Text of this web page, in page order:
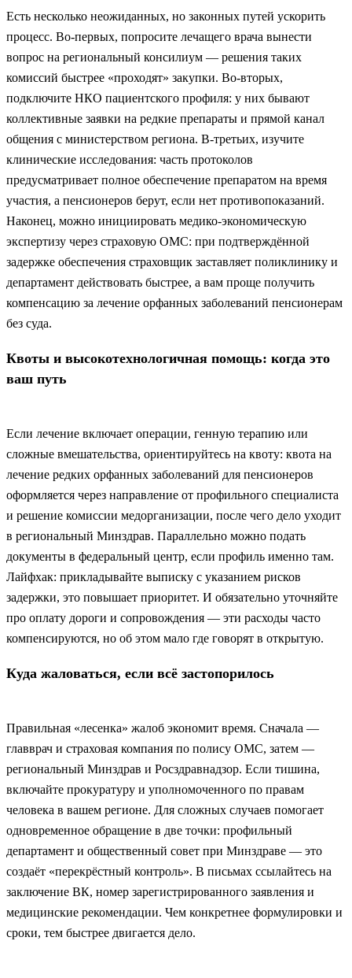
Есть несколько неожиданных, но законных путей ускорить
процесс. Во‑первых, попросите лечащего врача вынести
вопрос на региональный консилиум — решения таких
комиссий быстрее «проходят» закупки. Во‑вторых,
подключите НКО пациентского профиля: у них бывают
коллективные заявки на редкие препараты и прямой канал
общения с министерством региона. В‑третьих, изучите
клинические исследования: часть протоколов
предусматривает полное обеспечение препаратом на время
участия, а пенсионеров берут, если нет противопоказаний.
Наконец, можно инициировать медико-экономическую
экспертизу через страховую ОМС: при подтверждённой
задержке обеспечения страховщик заставляет поликлинику и
департамент действовать быстрее, а вам проще получить
компенсацию за лечение орфанных заболеваний пенсионерам
без суда.
Квоты и высокотехнологичная помощь: когда это
ваш путь
Если лечение включает операции, генную терапию или
сложные вмешательства, ориентируйтесь на квоту: квота на
лечение редких орфанных заболеваний для пенсионеров
оформляется через направление от профильного специалиста
и решение комиссии медорганизации, после чего дело уходит
в региональный Минздрав. Параллельно можно подать
документы в федеральный центр, если профиль именно там.
Лайфхак: прикладывайте выписку с указанием рисков
задержки, это повышает приоритет. И обязательно уточняйте
про оплату дороги и сопровождения — эти расходы часто
компенсируются, но об этом мало где говорят в открытую.
Куда жаловаться, если всё застопорилось
Правильная «лесенка» жалоб экономит время. Сначала —
главврач и страховая компания по полису ОМС, затем —
региональный Минздрав и Росздравнадзор. Если тишина,
включайте прокуратуру и уполномоченного по правам
человека в вашем регионе. Для сложных случаев помогает
одновременное обращение в две точки: профильный
департамент и общественный совет при Минздраве — это
создаёт «перекрёстный контроль». В письмах ссылайтесь на
заключение ВК, номер зарегистрированного заявления и
медицинские рекомендации. Чем конкретнее формулировки и
сроки, тем быстрее двигается дело.